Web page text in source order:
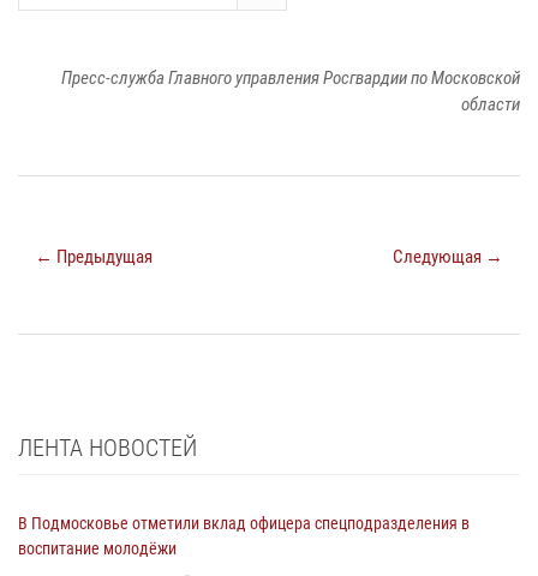
Пресс-служба Главного управления Росгвардии по Московской
области
← Предыдущая Следующая →
ЛЕНТА НОВОСТЕЙ
В Подмосковье отметили вклад офицера спецподразделения в
воспитание молодёжи